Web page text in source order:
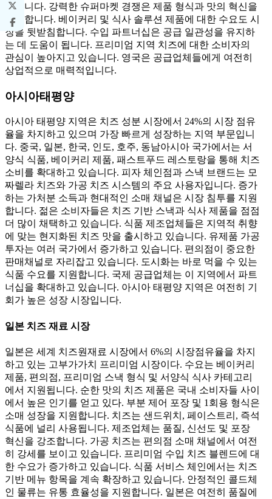
있습니다. 강력한 슈퍼마켓 경쟁은 제품 형식과 맛의 혁신을
장려합니다. 베이커리 및 식사 솔루션 제품에 대한 수요도 시
장을 뒷받침합니다. 수입 파트너십은 공급 일관성을 유지하
는 데 도움이 됩니다. 프리미엄 지역 치즈에 대한 소비자의
관심이 높아지고 있습니다. 영국은 공급업체들에게 여전히
상업적으로 매력적입니다.
아시아태평양
아시아 태평양 지역은 치즈 성분 시장에서 24%의 시장 점유
율을 차지하고 있으며 가장 빠르게 성장하는 지역 부문입니
다. 중국, 일본, 한국, 인도, 호주, 동남아시아 국가에서는 서
양식 식품, 베이커리 제품, 패스트푸드 레스토랑을 통해 치즈
소비를 확대하고 있습니다. 피자 체인점과 스낵 브랜드는 모
짜렐라 치즈와 가공 치즈 시스템의 주요 사용자입니다. 증가
하는 가처분 소득과 현대적인 소매 채널은 시장 침투를 지원
합니다. 젊은 소비자들은 치즈 기반 스낵과 식사 제품을 점점
더 많이 채택하고 있습니다. 식품 제조업체들은 지역적 취향
에 맞는 현지화된 치즈 맛을 출시하고 있습니다. 유제품 가공
투자는 여러 국가에서 증가하고 있습니다. 편의점이 중요한
판매채널로 자리잡고 있습니다. 도시화는 바로 먹을 수 있는
식품 수요를 지원합니다. 국제 공급업체는 이 지역에서 파트
너십을 확대하고 있습니다. 아시아 태평양 지역은 여전히 ​​기
회가 높은 성장 시장입니다.
일본 치즈 재료 시장
일본은 세계 치즈원재료 시장에서 6%의 시장점유율을 차지
하고 있는 고부가가치 프리미엄 시장이다. 수요는 베이커리
제품, 편의점, 프리미엄 스낵 형식 및 서양식 식사 카테고리
에서 지원됩니다. 순한 맛의 치즈 제품은 국내 소비자들 사이
에서 높은 인기를 얻고 있다. 부분 제어 포장 및 1회용 형식은
소매 성장을 지원합니다. 치즈는 샌드위치, 페이스트리, 즉석
식품에 널리 사용됩니다. 제조업체는 품질, 신선도 및 포장
혁신을 강조합니다. 가공 치즈는 편의점 소매 채널에서 여전
히 강세를 보이고 있습니다. 프리미엄 수입 치즈 블렌드에 대
한 수요가 증가하고 있습니다. 식품 서비스 체인에서는 치즈
기반 메뉴 항목을 계속 확장하고 있습니다. 안정적인 콜드체
인 물류는 유통 효율성을 지원합니다. 일본은 여전히 ​​품질에